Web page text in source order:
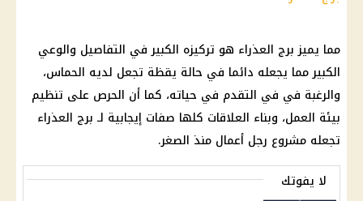
مما يميزبرج العذراء هو تركيزه الكبير في التفاصيل والوعي
الكبير مما يجعله دائما في حالة يقظة تجعل لديه الحماس،
والرغبة في في التقدم في حياته، كما أن الحرص على تنظيم
بيئة العمل، وبناء العلاقات كلها صفات إيجابية لـ برج العذراء
تجعله مشروع رجل أعمال منذ الصغر.
لا يفوتك